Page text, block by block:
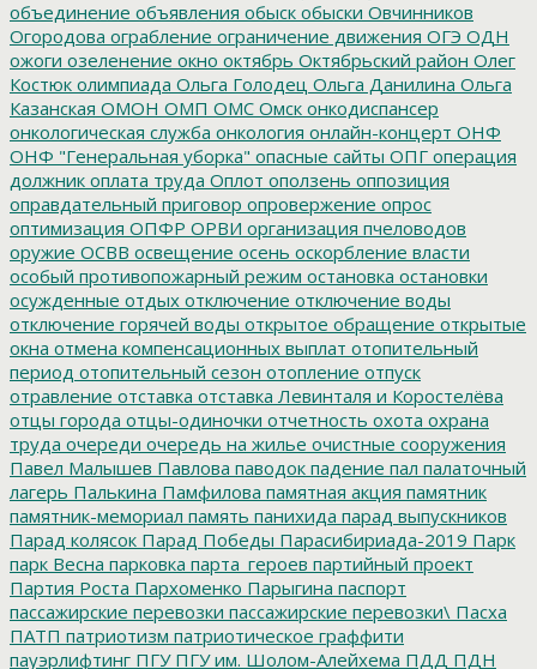
объединение объявления обыск обыски Овчинников
Огородова ограбление ограничение движения ОГЭ ОДН
ожоги озеленение окно октябрь Октябрьский район Олег
Костюк олимпиада Ольга Голодец Ольга Данилина Ольга
Казанская ОМОН ОМП ОМС Омск онкодиспансер
онкологическая служба онкология онлайн-концерт ОНФ
ОНФ "Генеральная уборка" опасные сайты ОПГ операция
должник оплата труда Оплот оползень оппозиция
оправдательный приговор опровержение опрос
оптимизация ОПФР ОРВИ организация пчеловодов
оружие ОСВВ освещение осень оскорбление власти
особый противопожарный режим остановка остановки
осужденные отдых отключение отключение воды
отключение горячей воды открытое обращение открытые
окна отмена компенсационных выплат отопительный
период отопительный сезон отопление отпуск
отравление отставка отставка Левинталя и Коростелёва
отцы города отцы-одиночки отчетность охота охрана
труда очереди очередь на жилье очистные сооружения
Павел Малышев Павлова паводок падение пал палаточный
лагерь Палькина Памфилова памятная акция памятник
памятник-мемориал память панихида парад выпускников
Парад колясок Парад Победы Парасибириада-2019 Парк
парк Весна парковка парта_героев партийный проект
Партия Роста Пархоменко Парыгина паспорт
пассажирские перевозки пассажирские перевозки\ Пасха
ПАТП патриотизм патриотическое граффити
пауэрлифтинг ПГУПГУ им. Шолом-Алейхема ПДД ПДН